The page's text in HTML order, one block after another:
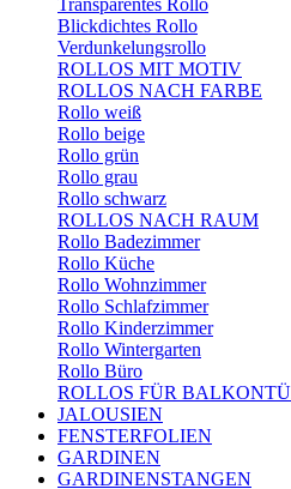
Blickdichtes Rollo
Verdunkelungsrollo
ROLLOS MIT MOTIV
ROLLOS NACH FARBE
Rollo weiß
Rollo beige
Rollo grün
Rollo grau
Rollo schwarz
ROLLOS NACH RAUM
Rollo Badezimmer
Rollo Küche
Rollo Wohnzimmer
Rollo Schlafzimmer
Rollo Kinderzimmer
Rollo Wintergarten
Rollo Büro
ROLLOS FÜR
JALOUSIEN
FENSTERFOLIEN
GARDINEN
GARDINENSTANGEN